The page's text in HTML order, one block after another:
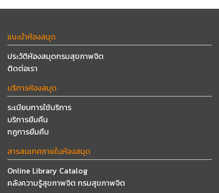
แนะนำห้องสมุด
ประวัติห้องสมุดกรมสุขภาพจิต
ติดต่อเรา
บริการห้องสมุด
ระเบียบการใช้บริการ
บริการยืมคืน
กฏการยืมคืน
สารสนเทศภายในห้องสมุด
Online Library Catalog
คลังความรู้สุขภาพจิต กรมสุขภาพจิต